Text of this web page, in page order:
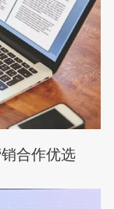
合作优选